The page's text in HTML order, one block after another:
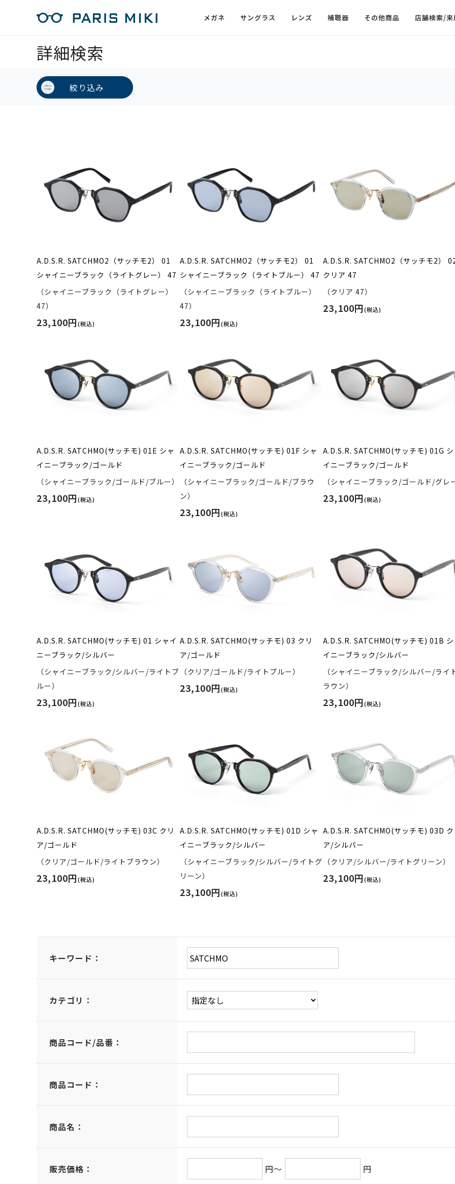
メガネ サングラス レンズ 補聴器 その他商品 店舗検索/
詳細検索
絞り込み
A.D.S.R. SATCHMO2（サッチモ2） 01
シャイニーブラック（ライトグレー） 47
（シャイニーブラック（ライトグレー）
47）
23,100円(税込)
A.D.S.R. SATCHMO2（サッチモ2） 01
シャイニーブラック（ライトブルー） 47
（シャイニーブラック（ライトブルー）
47）
23,100円(税込)
A.D.S.R. SATCHMO2（サッチモ2）
クリア 47
（クリア 47）
23,100円(税込)
A.D.S.R. SATCHMO(サッチモ) 01E シャ
イニーブラック/ゴールド
（シャイニーブラック/ゴールド/ブルー）
23,100円(税込)
A.D.S.R. SATCHMO(サッチモ) 01F シャ
イニーブラック/ゴールド
（シャイニーブラック/ゴールド/ブラウ
ン）
23,100円(税込)
A.D.S.R. SATCHMO(サッチモ) 01G
イニーブラック/ゴールド
（シャイニーブラック/ゴールド/グレ
23,100円(税込)
A.D.S.R. SATCHMO(サッチモ) 01 シャイ
ニーブラック/シルバー
（シャイニーブラック/シルバー/ライトブ
ルー）
23,100円(税込)
A.D.S.R. SATCHMO(サッチモ) 03 クリ
ア/ゴールド
（クリア/ゴールド/ライトブルー）
23,100円(税込)
A.D.S.R. SATCHMO(サッチモ) 01B
イニーブラック/シルバー
（シャイニーブラック/シルバー/ライ
ラウン）
23,100円(税込)
A.D.S.R. SATCHMO(サッチモ) 03C クリ
ア/ゴールド
（クリア/ゴールド/ライトブラウン）
23,100円(税込)
A.D.S.R. SATCHMO(サッチモ) 01D シャ
イニーブラック/シルバー
（シャイニーブラック/シルバー/ライトグ
リーン）
23,100円(税込)
A.D.S.R. SATCHMO(サッチモ) 03D
ア/シルバー
（クリア/シルバー/ライトグリーン）
23,100円(税込)
キーワード：
カテゴリ：
商品コード/品番：
商品コード：
商品名：
販売価格： 円～ 円